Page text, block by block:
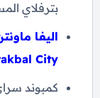
بترفلاي
City
كمبوند